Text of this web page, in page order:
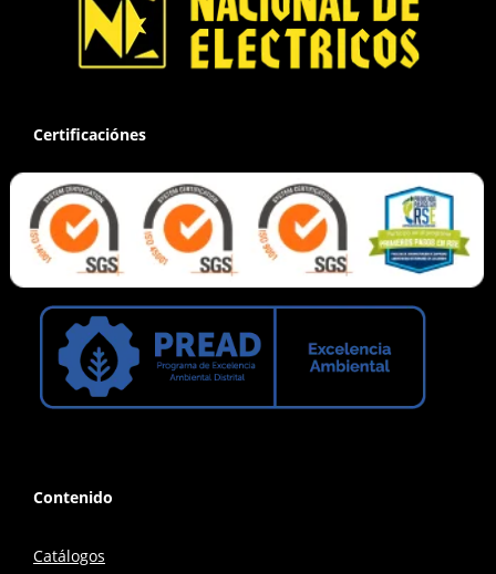
Certificaciónes
Contenido
Catálogos